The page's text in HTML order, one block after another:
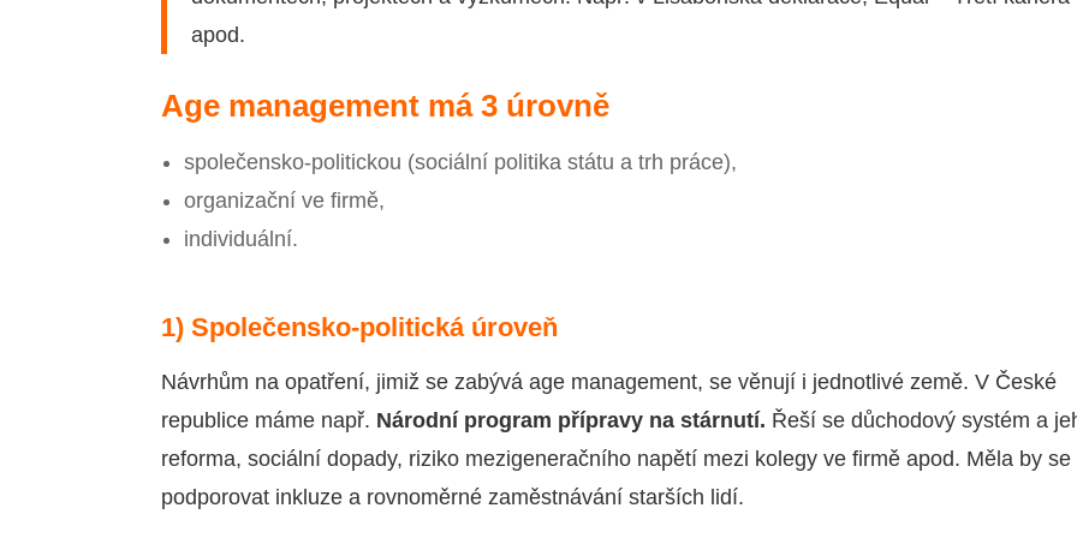
apod.
Age management má 3 úrovně
společensko-politickou (sociální politika státu a trh práce),
organizační ve firmě,
individuální.
1) Společensko-politická úroveň
Návrhům na opatření, jimiž se zabývá age management, se věnují i jednotlivé země. V České
republice máme např. Národní program přípravy na stárnutí. Řeší se důchodový systém a
reforma, sociální dopady, riziko mezigeneračního napětí mezi kolegy ve firmě apod. Měla by se
podporovat inkluze a rovnoměrné zaměstnávání starších lidí.